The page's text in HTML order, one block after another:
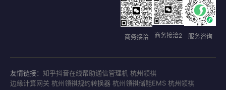
商务接洽 商务接洽2 服务咨询
友情链接： 知乎抖音在线帮助通信管理机 杭州领祺
边缘计算网关 杭州领祺规约转换器 杭州领祺储能EMS 杭州领祺